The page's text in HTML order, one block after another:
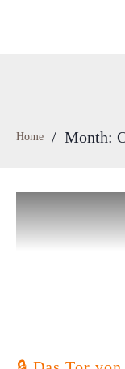
Home / Month: